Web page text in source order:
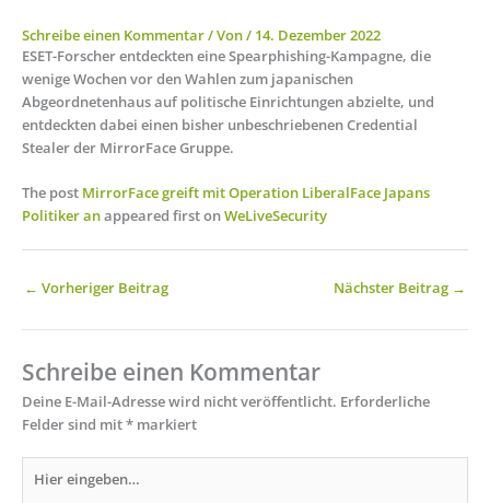
Schreibe einen Kommentar/ Von/ 14. Dezember 2022
ESET-Forscher entdeckten eine Spearphishing-Kampagne, die
wenige Wochen vor den Wahlen zum japanischen
Abgeordnetenhaus auf politische Einrichtungen abzielte, und
entdeckten dabei einen bisher unbeschriebenen Credential
Stealer der MirrorFace Gruppe.
The post MirrorFace greift mit Operation LiberalFace Japans
Politiker anappeared first onWeLiveSecurity
← Vorheriger Beitrag Nächster Beitrag →
Schreibe einen Kommentar
Deine E-Mail-Adresse wird nicht veröffentlicht. Erforderliche
Felder sind mit* markiert
eingeben…